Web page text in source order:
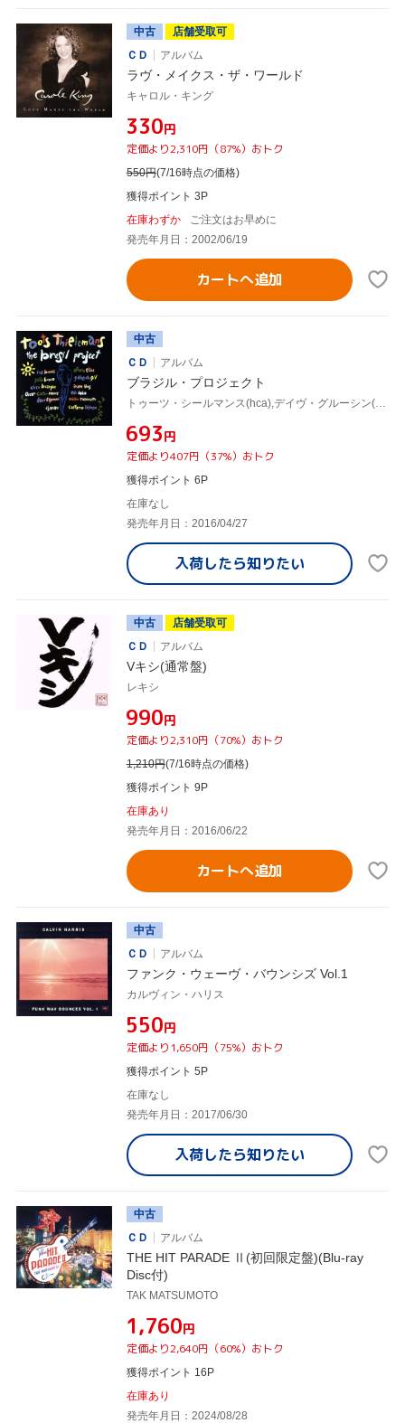
中古
店舗受取可
ＣＤ
アルバム
ラヴ・メイクス・ザ・ワールド
キャロル・キング
¥330円
定価より2,310円（87%）おトク
550円(7/16時点の価格)
獲得ポイント 3P
在庫わずか
ご注文はお早めに
発売年月日：2002/06/19
カートへ追加
中古
ＣＤ
アルバム
ブラジル・プロジェクト
トゥーツ・シールマンス(hca),デイヴ・グルーシン(p),リー・リトナー(g),マーク・アイシャム(tp),カエターノ・ヴェローゾ,イヴァン・リンス,ジャヴァン,ミルトン・ナシメント
¥693円
定価より407円（37%）おトク
獲得ポイント 6P
在庫なし
発売年月日：2016/04/27
入荷したら知りたい
中古
店舗受取可
ＣＤ
アルバム
Vキシ(通常盤)
レキシ
¥990円
定価より2,310円（70%）おトク
1,210円(7/16時点の価格)
獲得ポイント 9P
在庫あり
発売年月日：2016/06/22
カートへ追加
中古
ＣＤ
アルバム
ファンク・ウェーヴ・バウンシズ Vol.1
カルヴィン・ハリス
¥550円
定価より1,650円（75%）おトク
獲得ポイント 5P
在庫なし
発売年月日：2017/06/30
入荷したら知りたい
中古
ＣＤ
アルバム
THE HIT PARADE Ⅱ(初回限定盤)(Blu-ray
Disc付)
TAK MATSUMOTO
¥1,760円
定価より2,640円（60%）おトク
獲得ポイント 16P
在庫あり
発売年月日：2024/08/28